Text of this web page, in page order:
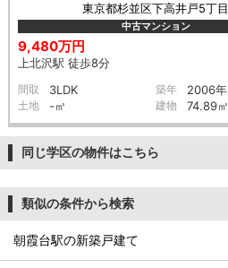
東京都杉並区下高井戸5丁目
中古マンション
9,480万円
上北沢駅 徒歩8分
間取 3LDK 築年 2006年
土地 -㎡ 建物 74.89㎡
同じ学区の物件はこちら
類似の条件から検索
朝霞台駅の新築戸建て